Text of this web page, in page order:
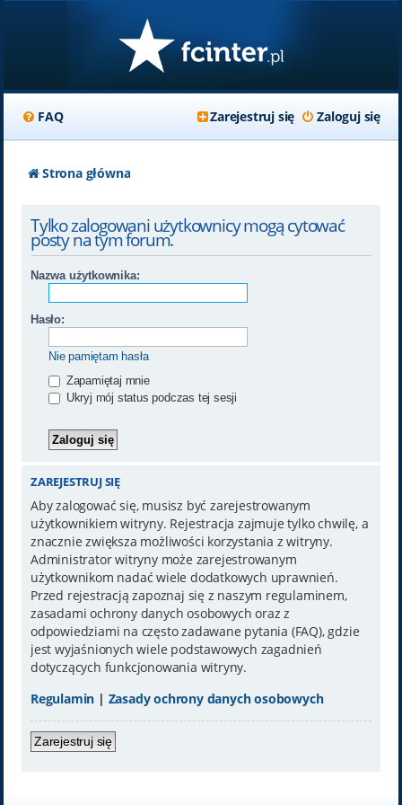
FAQ Zaloguj się
Zarejestruj się
Strona główna
Tylko zalogowani użytkownicy mogą cytować
posty na tym forum.
Nazwa użytkownika:
Hasło:
Nie pamiętam hasła
Zapamiętaj mnie
Ukryj mój status podczas tej sesji
ZAREJESTRUJ SIĘ
Aby zalogować się, musisz być zarejestrowanym
użytkownikiem witryny. Rejestracja zajmuje tylko chwilę, a
znacznie zwiększa możliwości korzystania z witryny.
Administrator witryny może zarejestrowanym
użytkownikom nadać wiele dodatkowych uprawnień.
Przed rejestracją zapoznaj się z naszym regulaminem,
zasadami ochrony danych osobowych oraz z
odpowiedziami na często zadawane pytania (FAQ), gdzie
jest wyjaśnionych wiele podstawowych zagadnień
dotyczących funkcjonowania witryny.
Regulamin | Zasady ochrony danych osobowych
Zarejestruj się